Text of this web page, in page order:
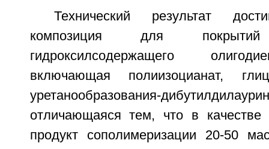
Технический результат
композиция для
гидроксилсодержащего
включающая полиизоцианат,
уретанообразования-
отличающаяся тем, что в качестве
продукт сополимеризации 20-50